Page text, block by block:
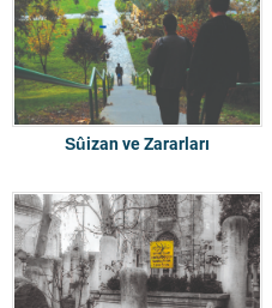
Sûizan ve Zararları